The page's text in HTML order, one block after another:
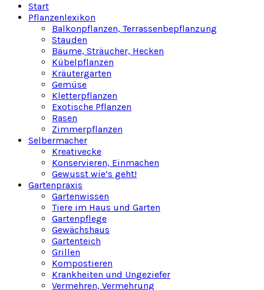
Start
Pflanzenlexikon
Balkonpflanzen, Terrassenbepflanzung
Stauden
Bäume, Sträucher, Hecken
Kübelpflanzen
Kräutergarten
Gemüse
Kletterpflanzen
Exotische Pflanzen
Rasen
Zimmerpflanzen
Selbermacher
Kreativecke
Konservieren, Einmachen
Gewusst wie’s geht!
Gartenpraxis
Gartenwissen
Tiere im Haus und Garten
Gartenpflege
Gewächshaus
Gartenteich
Grillen
Kompostieren
Krankheiten und Ungeziefer
Vermehren, Vermehrung